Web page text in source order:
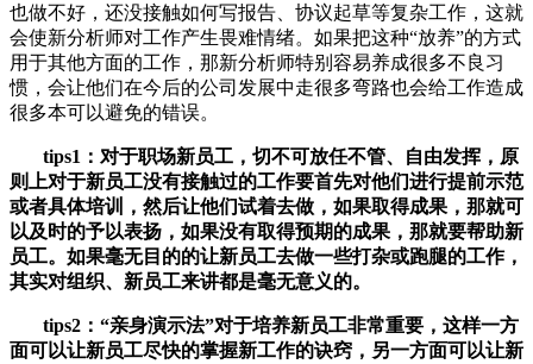
也做不好，还没接触如何写报告、协议起草等复杂工作，这就
会使新分析师对工作产生畏难情绪。如果把这种“放养”的方式
用于其他方面的工作，那新分析师特别容易养成很多不良习
惯，会让他们在今后的公司发展中走很多弯路也会给工作造成
很多本可以避免的错误。
tips1：对于职场新员工，切不可放任不管、自由发挥，原
则上对于新员工没有接触过的工作要首先对他们进行提前示范
或者具体培训，然后让他们试着去做，如果取得成果，那就可
以及时的予以表扬，如果没有取得预期的成果，那就要帮助新
员工。如果毫无目的的让新员工去做一些打杂或跑腿的工作，
其实对组织、新员工来讲都是毫无意义的。
tips2：“亲身演示法”对于培养新员工非常重要，这样一方
面可以让新员工尽快的掌握新工作的诀窍，另一方面可以让新